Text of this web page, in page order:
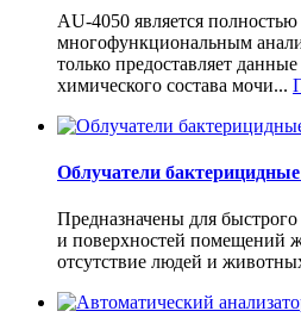
AU-4050 является
многофункциональным
только предоставляет
химического состава мочи...
Облучатели
Предназначены для быстрого
и поверхностей помещений
отсутствие людей и